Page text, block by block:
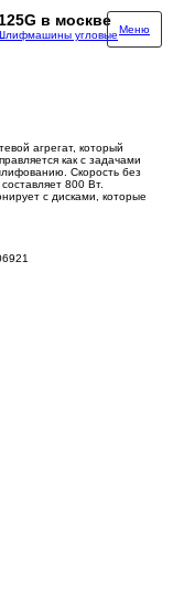
в москве
Меню
угловые
агрегат, который
как c задачами
Скорость без
800 Вт.
с дисками, которые